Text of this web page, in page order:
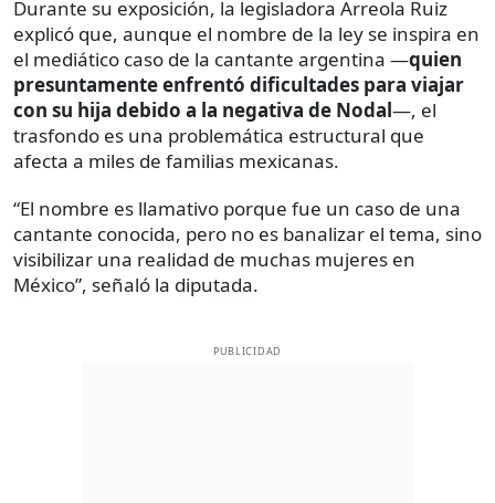
Durante su exposición, la legisladora Arreola Ruiz
explicó que, aunque el nombre de la ley se inspira en
el mediático caso de la cantante argentina —quien
presuntamente enfrentó dificultades para viajar
con su hija debido a la negativa de Nodal—, el
trasfondo es una problemática estructural que
afecta a miles de familias mexicanas.
“El nombre es llamativo porque fue un caso de una
cantante conocida, pero no es banalizar el tema, sino
visibilizar una realidad de muchas mujeres en
México”, señaló la diputada.
PUBLICIDAD